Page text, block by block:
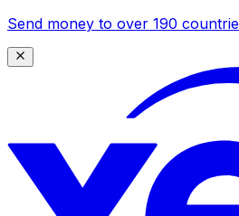
Send money to over 190